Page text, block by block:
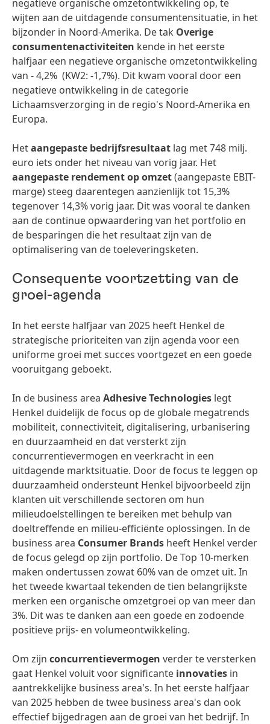
negatieve organische omzetontwikkeling op, te
wijten aan de uitdagende consumentensituatie, in het
bijzonder in Noord-Amerika. De tak Overige
consumentenactiviteiten kende in het eerste
halfjaar een negatieve organische omzetontwikkeling
van - 4,2% (KW2: -1,7%). Dit kwam vooral door een
negatieve ontwikkeling in de categorie
Lichaamsverzorging in de regio's Noord-Amerika en
Europa.
Hetaangepaste bedrijfsresultaat lag met 748 milj.
euro iets onder het niveau van vorig jaar. Het
aangepaste rendement op omzet(aangepaste EBIT-
marge) steeg daarentegen aanzienlijk tot 15,3%
tegenover 14,3% vorig jaar. Dit was vooral te danken
aan de continue opwaardering van het portfolio en
de besparingen die het resultaat zijn van de
optimalisering van de toeleveringsketen.
Consequente voortzetting van de
groei-agenda
In het eerste halfjaar van 2025 heeft Henkel de
strategische prioriteiten van zijn agenda voor een
uniforme groei met succes voortgezet en een goede
vooruitgang geboekt.
In de business area Adhesive Technologies legt
Henkel duidelijk de focus op de globale megatrends
mobiliteit, connectiviteit, digitalisering, urbanisering
en duurzaamheid en dat versterkt zijn
concurrentievermogen en veerkracht in een
uitdagende marktsituatie. Door de focus te leggen op
duurzaamheid ondersteunt Henkel bijvoorbeeld zijn
klanten uit verschillende sectoren om hun
milieudoelstellingen te bereiken met behulp van
doeltreffende en milieu-efficiënte oplossingen. In de
business area Consumer Brands heeft Henkel verder
de focus gelegd op zijn portfolio. De Top 10-merken
maken ondertussen zowat 60% van de omzet uit. In
het tweede kwartaal tekenden de tien belangrijkste
merken een organische omzetgroei op van meer dan
3%. Dit was te danken aan een goede en zodoende
positieve prijs- en volumeontwikkeling.
Om zijn concurrentievermogen verder te versterken
gaat Henkel voluit voor significante innovaties in
aantrekkelijke business area's. In het eerste halfjaar
van 2025 hebben de twee business area's dan ook
effectief bijgedragen aan de groei van het bedrijf. In